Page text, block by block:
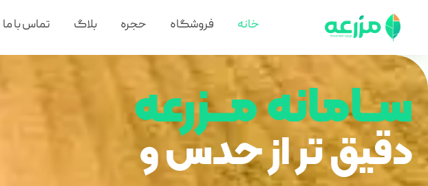
خانه فروشگاه حجره بلاگ تماس با ما
ســامانه مـــزرعه
دقیق تر از حدس و